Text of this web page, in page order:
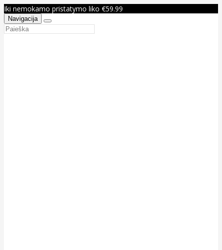
Iki nemokamo pristatymo liko €59.99
Navigacija